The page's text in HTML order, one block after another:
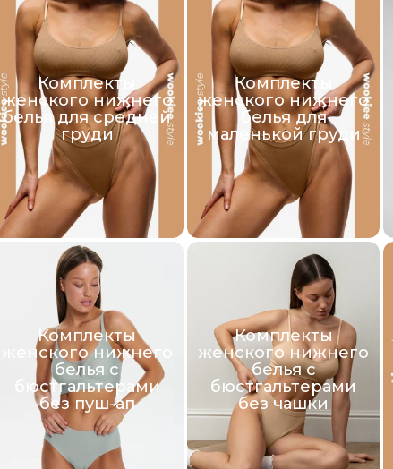
Комплекты
женского нижнего
белья для средней
груди
Комплекты
женского нижнего
белья для
маленькой груди
Комплекты
женского нижнего
белья с
бюстгальтерами
без пуш-ап
Комплекты
женского нижнего
белья с
бюстгальтерами
без чашки